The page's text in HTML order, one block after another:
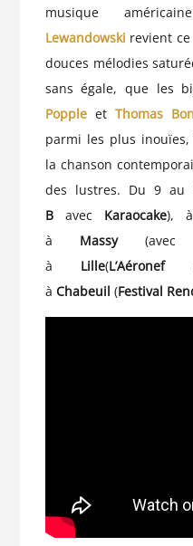
musique
Lewandowski revient
douces mélodies
sans égale, que les
Poppleet Thomas
parmi les plus
la chanson
des lustres. Du 9
Bavec Karaocake),
à Massy
à Lille(L’Aéronef
à Chabeuil (Festival